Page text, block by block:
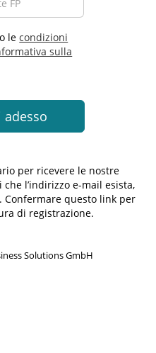
lecondizioni
sulla
per ricevere le nostre
l’indirizzo e-mail esista,
questo link per
di registrazione.
Solutions GmbH